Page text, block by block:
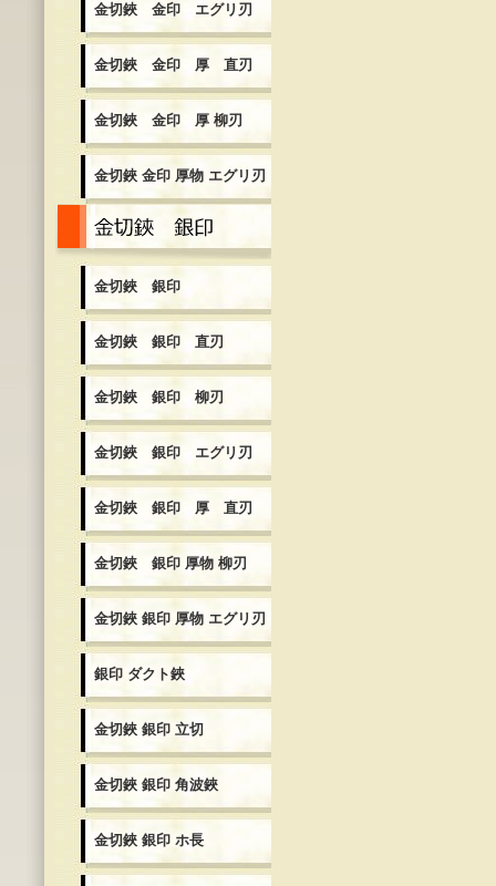
金切鋏 金印 エグリ刃
金切鋏 金印 厚 直刃
金切鋏 金印 厚 柳刃
金切鋏 金印 厚物 エグリ刃
金切鋏 銀印
金切鋏 銀印 直刃
金切鋏 銀印 柳刃
金切鋏 銀印 エグリ刃
金切鋏 銀印 厚 直刃
金切鋏 銀印 厚物 柳刃
金切鋏 銀印 厚物 エグリ刃
銀印 ダクト鋏
金切鋏 銀印 立切
金切鋏 銀印 角波鋏
金切鋏 銀印 ホ長